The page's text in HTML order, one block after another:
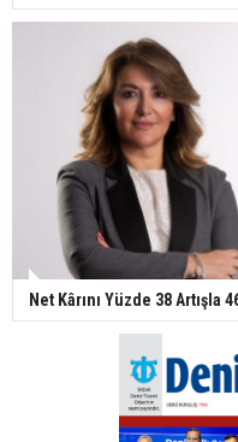
Net Kârını Yüzde 38 Artışla